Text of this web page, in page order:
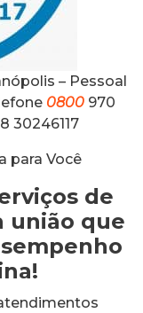
– Pessoal
0800 970
30246117
para Você
de
união que